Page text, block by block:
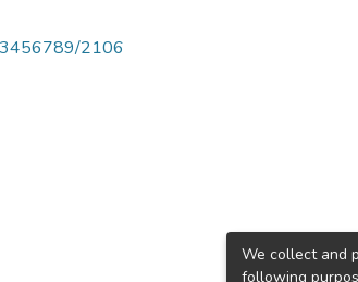
2106
We collect and
following